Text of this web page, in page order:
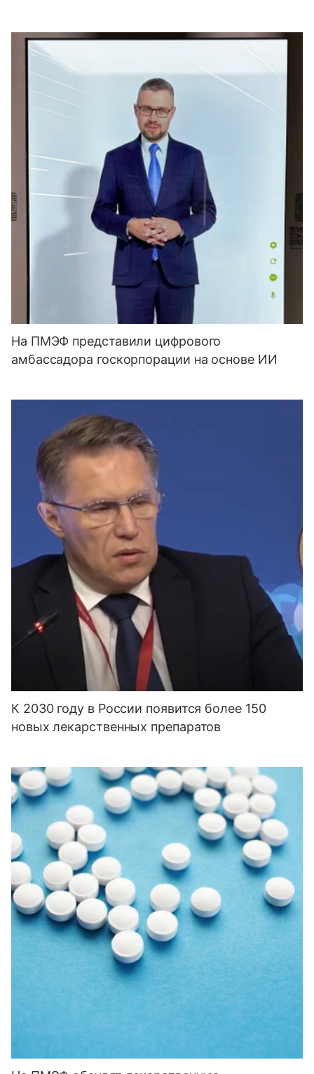
На ПМЭФ представили цифрового
амбассадора госкорпорации на основе ИИ
К 2030 году в России появится более 150
новых лекарственных препаратов